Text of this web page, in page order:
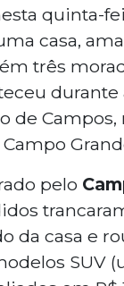
quinta-
casa,
três
de Campos,
pelo
da casa e
SUV